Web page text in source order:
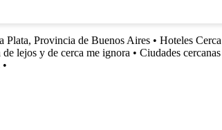
Provincia de Buenos Aires • Hoteles
lejos y de cerca me ignora • Ciudades
•